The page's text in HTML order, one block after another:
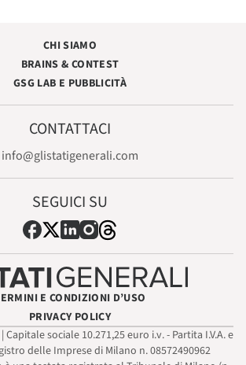
CHI SIAMO
BRAINS & CONTEST
GSG LAB E PUBBLICITÀ
CONTATTACI
info@glistatigenerali.com
SEGUICI SU
E CONDIZIONI D’USO
PRIVACY POLICY
sociale 10.271,25 euro i.v. - Partita I.V.A. e
delle Imprese di Milano n. 08572490962